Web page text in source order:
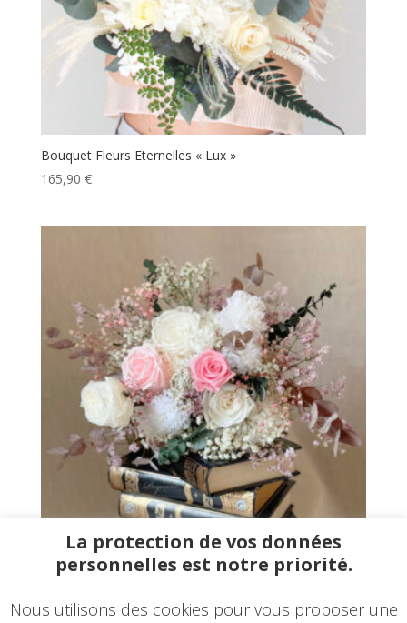
Bouquet Fleurs Eternelles « Lux »
165,90 €
Bouquet Fleurs Eternelles « Daphnée »
La protection de vos données
personnelles est notre priorité.
Nous utilisons des cookies pour vous proposer une